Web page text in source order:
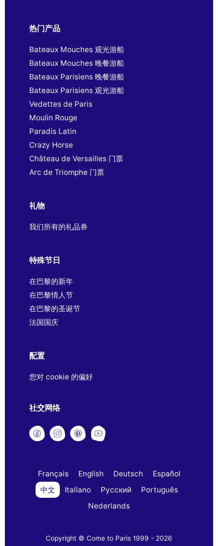
热门产品
Bateaux Mouches 观光游船
Bateaux Mouches 晚餐游船
Bateaux Parisiens 晚餐游船
Bateaux Parisiens 观光游船
Vedettes de Paris
Moulin Rouge
Paradis Latin
Crazy Horse
Château de Versailles 门票
Arc de Triomphe 门票
礼物
我们所有的礼品券
特殊节日
在巴黎的新年
在巴黎情人节
在巴黎的圣诞节
法国国庆
配置
您对 cookie 的偏好
社交网络
Français English Deutsch
Español
中文
Italiano Русский
Português
Nederlands
Copyright © Come to Paris 1999 - 2026